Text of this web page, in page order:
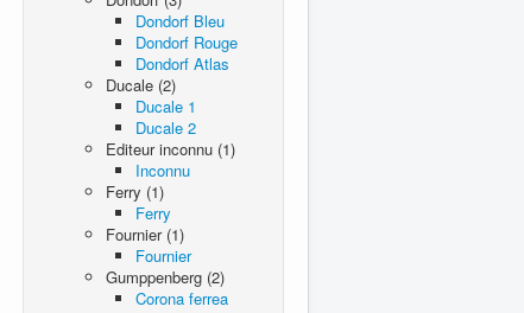
Dondorf Bleu
Dondorf Rouge
Dondorf Atlas
Ducale (2)
Ducale 1
Ducale 2
Editeur inconnu (1)
Inconnu
Ferry (1)
Ferry
Fournier (1)
Fournier
Gumppenberg (2)
Corona ferrea